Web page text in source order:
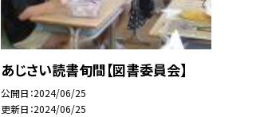
あじさい読書旬間【図書委員会】
公開日 2024/06/25
更新日 2024/06/25